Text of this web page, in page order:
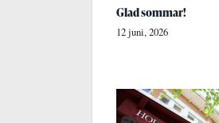
Glad sommar!
12 juni, 2026